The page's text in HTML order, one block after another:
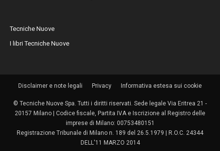
Tecniche Nuove
I libri Tecniche Nuove
Disclaimer e note legali Privacy Informativa estesa sui cookie
© Tecniche Nuove Spa. Tutti i diritti riservati. Sede legale Via Eritrea 21 -
20157 Milano | Codice fiscale, Partita IVA e Iscrizione al Registro delle
imprese di Milano: 00753480151
Registrazione Tribunale di Milano n. 189 del 26.5.1979 | R.O.C. 24344
DELL'11 MARZO 2014